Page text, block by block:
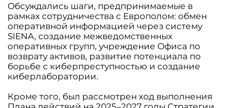
Обсуждались шаги, предпринимаемые в
рамках сотрудничества с Европолом: обмен
оперативной информацией через систему
SIENA, создание межведомственных
оперативных групп, учреждение Офиса по
возврату активов, развитие потенциала по
борьбе с киберпреступностью и создание
киберлаборатории.
Кроме того, был рассмотрен ход выполнения